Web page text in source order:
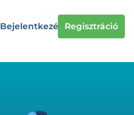
Bejelentkezés Regisztráció